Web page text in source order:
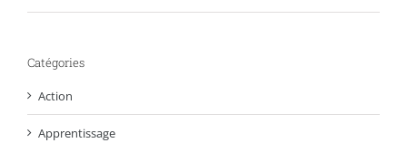
Catégories
Action
Apprentissage